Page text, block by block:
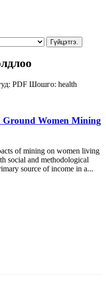
Гүйцэтгэ.
PDF Шошго: health
Ground Women Mining
of mining on women living
social and methodological
source of income in a...